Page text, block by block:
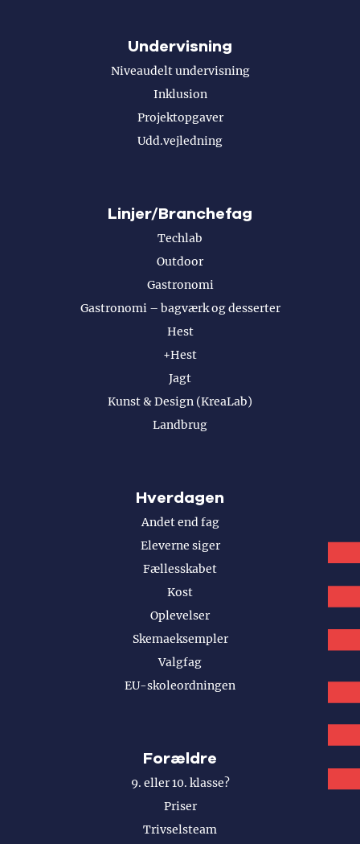
Undervisning
Niveaudelt undervisning
Inklusion
Projektopgaver
Udd.vejledning
Linjer/Branchefag
Techlab
Outdoor
Gastronomi
Gastronomi – bagværk og desserter
Hest
+Hest
Jagt
Kunst & Design (KreaLab)
Landbrug
Hverdagen
Andet end fag
Eleverne siger
Fællesskabet
Kost
Oplevelser
Skemaeksempler
Valgfag
EU-skoleordningen
Forældre
9. eller 10. klasse?
Priser
Trivselsteam